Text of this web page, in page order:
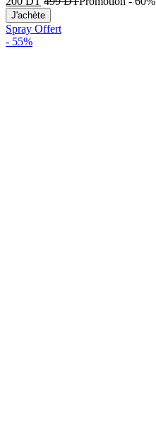
J'achète
Spray Offert
- 55%